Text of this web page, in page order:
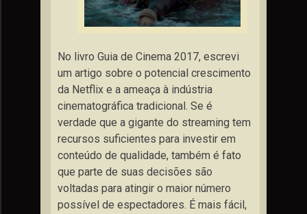
No livro Guia de Cinema 2017, escrevi
um artigo sobre o potencial crescimento
da Netflix e a ameaça à indústria
cinematográfica tradicional. Se é
verdade que a gigante do streaming tem
recursos suficientes para investir em
conteúdo de qualidade, também é fato
que parte de suas decisões são
voltadas para atingir o maior número
possível de espectadores. É mais fácil,